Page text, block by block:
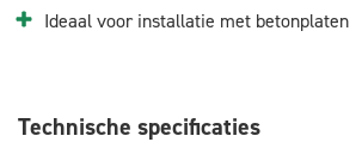
Ideaal voor installatie met betonplaten
Technische specificaties